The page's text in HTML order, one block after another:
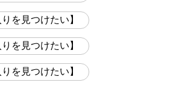
を見つけたい】
を見つけたい】
を見つけたい】